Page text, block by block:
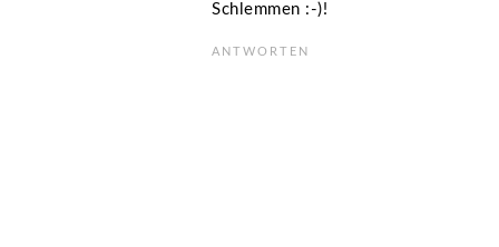
Schlemmen :-)!
ANTWORTEN